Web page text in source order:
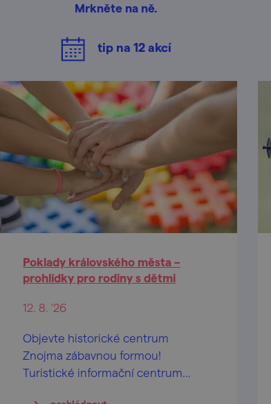
Mrkněte na ně.
tip na 12akcí
Poklady královského města –
prohlídky pro rodiny s dětmi
12. 8. '26
Objevte historické centrum
Znojma zábavnou formou!
Turistické informační centrum